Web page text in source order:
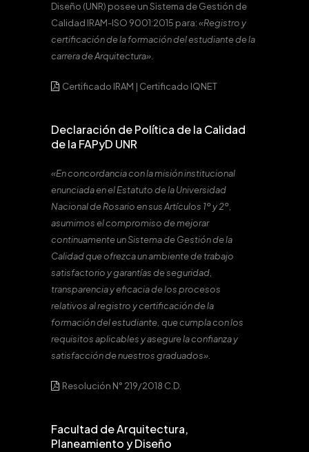
Diseño (UNR) posee un Sistema de Gestión de
Calidad IRAM-ISO 9001:2015 para:«Registro y
certificación de la formación del estudiante de la
carrera de Arquitectura».
Certificado IRAM | Certificado IQNET
Declaración de Política de la Calidad
de la FAPyD UNR
«En concordancia con la misión institucional
enunciada en el Estatuto de la Universidad
Nacional de Rosario en sus Artículos 1º y 2º,
asumimos el compromiso de mejorar
continuamente un Sistema de Gestión de la
Calidad que ofrezca un ambiente de trabajo
satisfactorio y garantías de seguridad,
transparencia y eficacia de los procesos
relativos al registro y certificación de la
formación del estudiante, que cumpla con los
requisitos aplicables y asegure la confianza y
satisfacción de nuestros graduados».
Resolución N° 219/2018 C.D.
Facultad de Arquitectura,
Planeamiento y Diseño